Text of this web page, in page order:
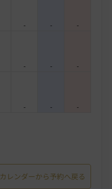
- - -
- - -
- - -
カレンダーから予約へ戻る